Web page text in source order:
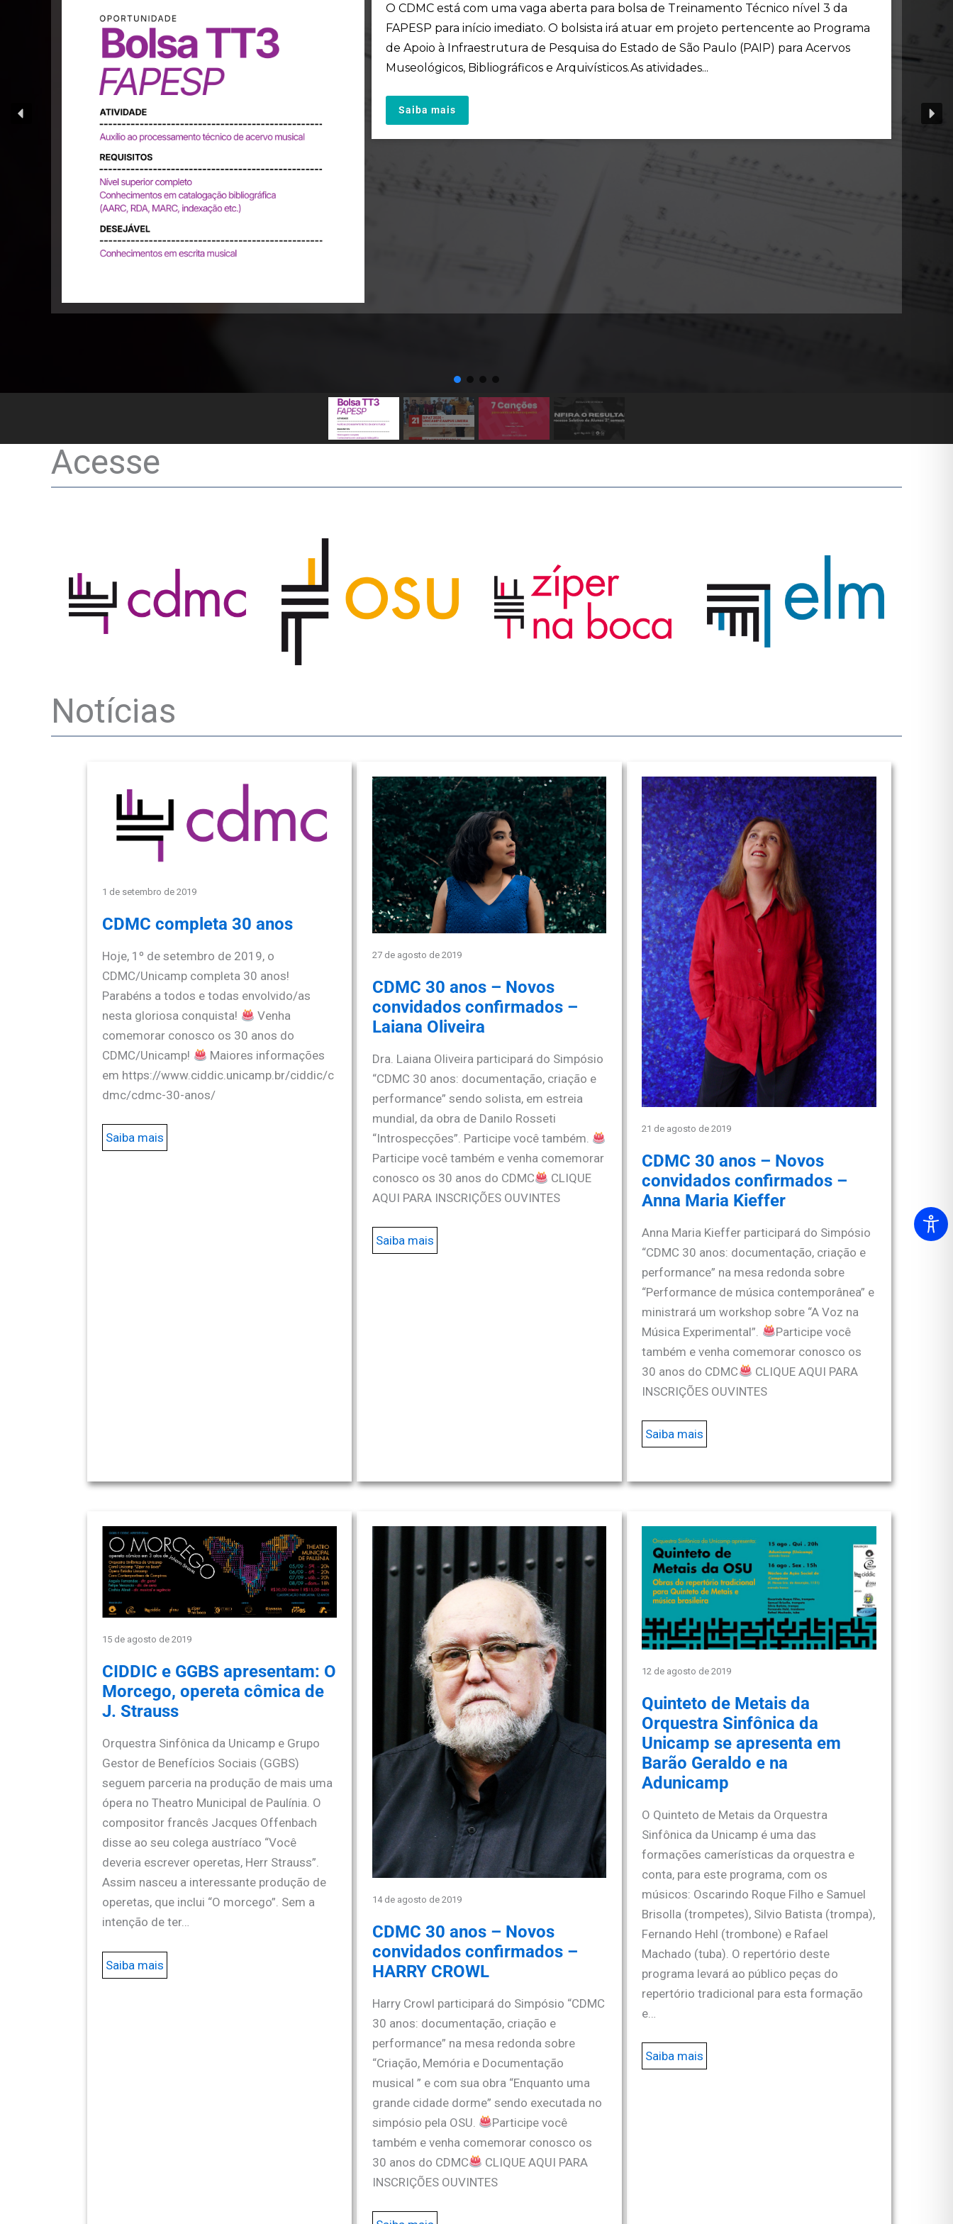
O CDMC está com uma vaga aberta para bolsa de Treinamento Técnico nível 3 da
FAPESP para início imediato. O bolsista irá atuar em projeto pertencente ao Programa
de Apoio à Infraestrutura de Pesquisa do Estado de São Paulo (PAIP) para Acervos
Museológicos, Bibliográficos e Arquivísticos.As atividades...
Saiba mais
Acesse
Notícias
1 de setembro de 2019
CDMC completa 30 anos
Hoje, 1º de setembro de 2019, o
CDMC/Unicamp completa 30 anos!
Parabéns a todos e todas envolvido/as
nesta gloriosa conquista!
Venha
comemorar conosco os 30 anos do
CDMC/Unicamp!
Maiores informações
em https://www.ciddic.unicamp.br/ciddic/c
dmc/cdmc-30-anos/
Saiba mais
27 de agosto de 2019
CDMC 30 anos – Novos
convidados confirmados –
Laiana Oliveira
Dra. Laiana Oliveira participará do Simpósio
“CDMC 30 anos: documentação, criação e
performance” sendo solista, em estreia
mundial, da obra de Danilo Rosseti
“Introspecções”. Participe você também.
Participe você também e venha comemorar
conosco os 30 anos do CDMC
CLIQUE
AQUI PARA INSCRIÇÕES OUVINTES
Saiba mais
21 de agosto de 2019
CDMC 30 anos – Novos
convidados confirmados –
Anna Maria Kieffer
Anna Maria Kieffer participará do Simpósio
“CDMC 30 anos: documentação, criação e
performance” na mesa redonda sobre
“Performance de música contemporânea” e
ministrará um workshop sobre “A Voz na
Música Experimental”.
Participe você
também e venha comemorar conosco os
30 anos do CDMC
CLIQUE AQUI PARA
INSCRIÇÕES OUVINTES
Saiba mais
15 de agosto de 2019
CIDDIC e GGBS apresentam: O
Morcego, opereta cômica de
J. Strauss
Orquestra Sinfônica da Unicamp e Grupo
Gestor de Benefícios Sociais (GGBS)
seguem parceria na produção de mais uma
ópera no Theatro Municipal de Paulínia. O
compositor francês Jacques Offenbach
disse ao seu colega austríaco “Você
deveria escrever operetas, Herr Strauss”.
Assim nasceu a interessante produção de
operetas, que inclui “O morcego”. Sem a
intenção de ter…
Saiba mais
14 de agosto de 2019
CDMC 30 anos – Novos
convidados confirmados –
HARRY CROWL
Harry Crowl participará do Simpósio “CDMC
30 anos: documentação, criação e
performance” na mesa redonda sobre
“Criação, Memória e Documentação
musical ” e com sua obra “Enquanto uma
grande cidade dorme” sendo executada no
simpósio pela OSU.
Participe você
também e venha comemorar conosco os
30 anos do CDMC
CLIQUE AQUI PARA
INSCRIÇÕES OUVINTES
12 de agosto de 2019
Quinteto de Metais da
Orquestra Sinfônica da
Unicamp se apresenta em
Barão Geraldo e na
Adunicamp
O Quinteto de Metais da Orquestra
Sinfônica da Unicamp é uma das
formações camerísticas da orquestra e
conta, para este programa, com os
músicos: Oscarindo Roque Filho e Samuel
Brisolla (trompetes), Silvio Batista (trompa),
Fernando Hehl (trombone) e Rafael
Machado (tuba). O repertório deste
programa levará ao público peças do
repertório tradicional para esta formação
e…
Saiba mais